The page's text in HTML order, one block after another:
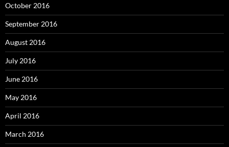
October 2016
September 2016
August 2016
July 2016
June 2016
May 2016
April 2016
March 2016